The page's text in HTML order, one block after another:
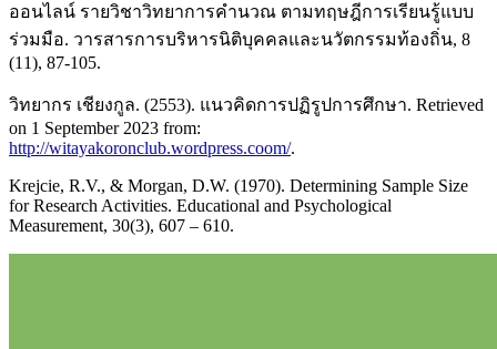
ออนไลน์ รายวิชาวิทยาการคำนวณ ตามทฤษฎีการเรียนรู้แบบ
ร่วมมือ. วารสารการบริหารนิติบุคคลและนวัตกรรมท้องถิ่น, 8
(11), 87-105.
วิทยากร เชียงกูล. (2553). แนวคิดการปฏิรูปการศึกษา. Retrieved
on 1 September 2023 from:
http://witayakoronclub.wordpress.coom/.
Krejcie, R.V., & Morgan, D.W. (1970). Determining Sample Size
for Research Activities. Educational and Psychological
Measurement, 30(3), 607 – 610.